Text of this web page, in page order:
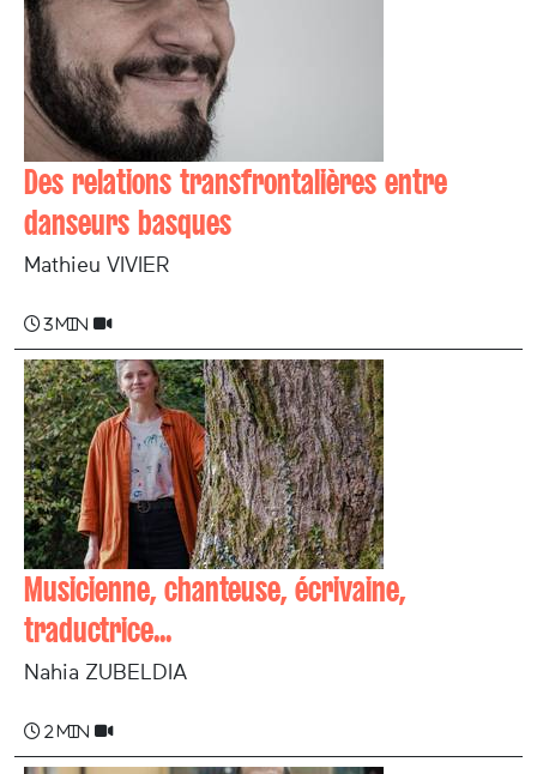
Des relations transfrontalières entre
danseurs basques
Mathieu VIVIER
3 min
Musicienne, chanteuse, écrivaine,
traductrice...
Nahia ZUBELDIA
2 min